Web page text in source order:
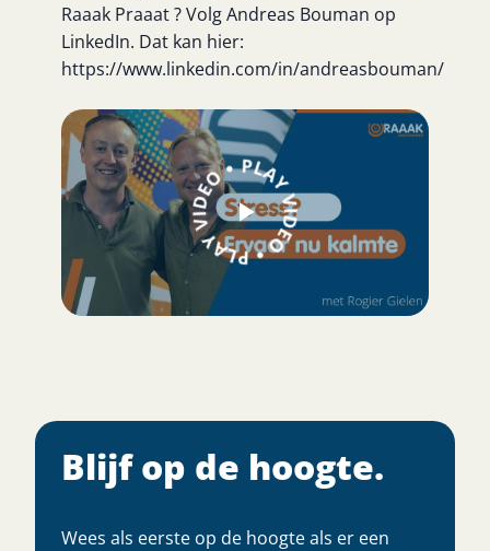
Raaak Praaat ? Volg Andreas Bouman op
LinkedIn. Dat kan hier:
https://www.linkedin.com/in/andreasbouman/
Blijf op de hoogte.
Wees als eerste op de hoogte als er een